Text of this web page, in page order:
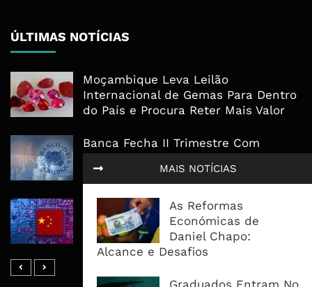
MAIS NOTÍCIAS
As Reformas
Económicas de
Daniel Chapo:
Alcance e Desafios
Graduados Entram No
ÚLTIMAS NOTÍCIAS
Moçambique Leva Leilão
Internacional de Gemas Para Dentro
do País e Procura Reter Mais Valor
Banca Fecha II Trimestre Com
Crédito Mostra Fortes Diferenças
China Põe Mercado de US$28 Biliões
ao Serviço da Corrida Global Pela IA